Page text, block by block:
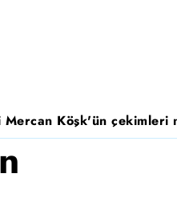
Köşk'ün çekimleri